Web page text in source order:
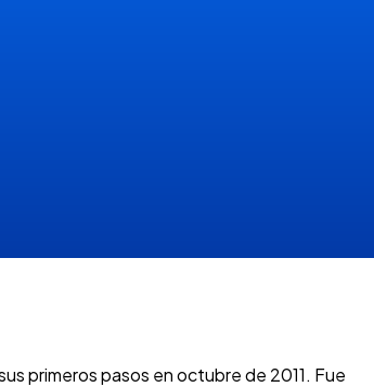
primeros pasos en octubre de 2011. Fue